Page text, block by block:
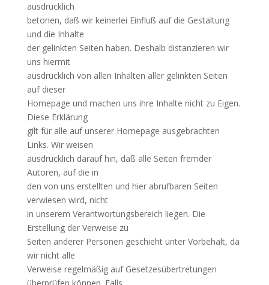
ausdrücklich
betonen, daß wir keinerlei Einfluß auf die Gestaltung
und die Inhalte
der gelinkten Seiten haben. Deshalb distanzieren wir
uns hiermit
ausdrücklich von allen Inhalten aller gelinkten Seiten
auf dieser
Homepage und machen uns ihre Inhalte nicht zu Eigen.
Diese Erklärung
gilt für alle auf unserer Homepage ausgebrachten
Links. Wir weisen
ausdrücklich darauf hin, daß alle Seiten fremder
Autoren, auf die in
den von uns erstellten und hier abrufbaren Seiten
verwiesen wird, nicht
in unserem Verantwortungsbereich liegen. Die
Erstellung der Verweise zu
Seiten anderer Personen geschieht unter Vorbehalt, da
wir nicht alle
Verweise regelmäßig auf Gesetzesübertretungen